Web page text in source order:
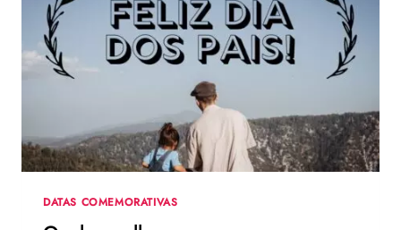
DATAS COMEMORATIVAS